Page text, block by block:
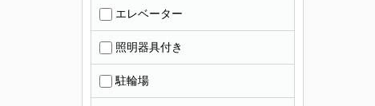
エレベーター
照明器具付き
駐輪場